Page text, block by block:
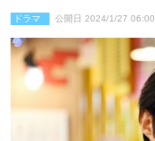
ドラマ 公開日 2024/1/27 06:00